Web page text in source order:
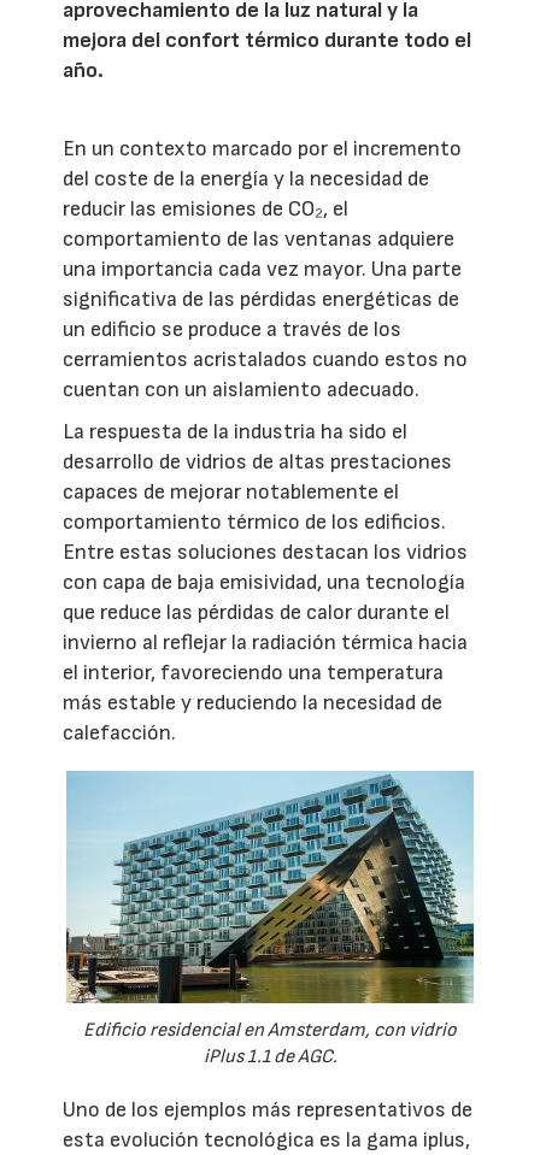
aprovechamiento de la luz natural y la
mejora del confort térmico durante todo el
año.
En un contexto marcado por el incremento
del coste de la energía y la necesidad de
reducir las emisiones de CO₂, el
comportamiento de las ventanas adquiere
una importancia cada vez mayor. Una parte
significativa de las pérdidas energéticas de
un edificio se produce a través de los
cerramientos acristalados cuando estos no
cuentan con un aislamiento adecuado.
La respuesta de la industria ha sido el
desarrollo de vidrios de altas prestaciones
capaces de mejorar notablemente el
comportamiento térmico de los edificios.
Entre estas soluciones destacan los vidrios
con capa de baja emisividad, una tecnología
que reduce las pérdidas de calor durante el
invierno al reflejar la radiación térmica hacia
el interior, favoreciendo una temperatura
más estable y reduciendo la necesidad de
calefacción.
Edificio residencial en Amsterdam, con vidrio
iPlus 1.1 de AGC.
Uno de los ejemplos más representativos de
esta evolución tecnológica es la gama iplus,